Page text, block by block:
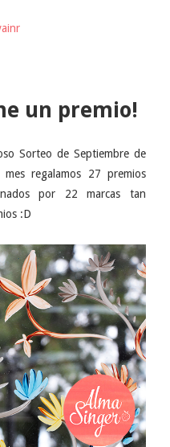
un premio!
Sorteo de Septiembre de
regalamos 27 premios
por 22 marcas tan
:D